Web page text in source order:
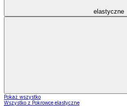
elastyczne
Pokaż wszystko
Wszystko z Pokrowce elastyczne